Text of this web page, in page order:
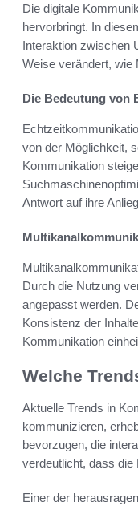
Die digitale
hervorbringt. In
Interaktion zwischen
Weise verändert, wie
Die Bedeutung von
von der Möglichkeit,
Kommunikation
Antwort auf ihre
Durch die Nutzung
angepasst werden.
Konsistenz der
Kommunikation
Welche
Aktuelle Trends in
kommunizieren,
bevorzugen, die
verdeutlicht, dass die
Einer der